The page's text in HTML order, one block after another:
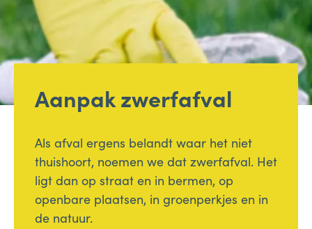
Samen1Nergie is een initiatief van de gemeenten
Duiven en Westervoort
Aanpak zwerfafval
Als afval ergens belandt waar het niet
thuishoort, noemen we dat zwerfafval. Het
ligt dan op straat en in bermen, op
openbare plaatsen, in groenperkjes en in
de natuur.